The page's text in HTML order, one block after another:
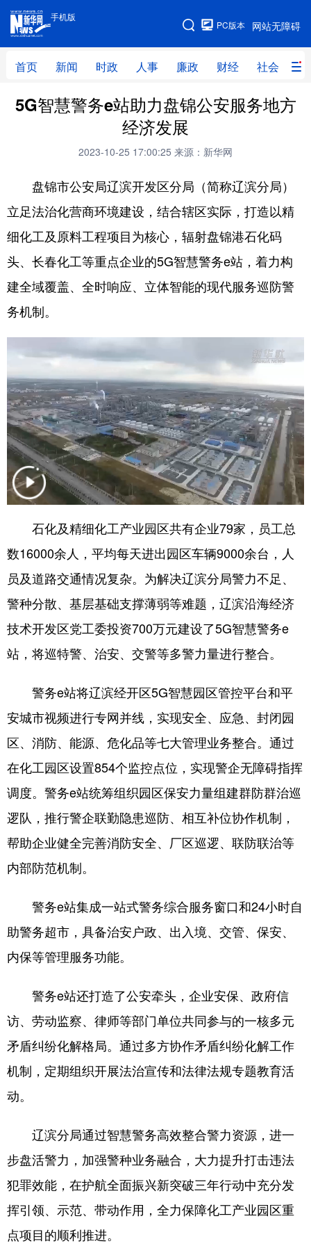
手机版
网站无障碍
PC版本
首页 新闻 时政 人事 廉政 财经 社会 科
手机版
网站地图
首页 新闻 时政 人事
财经 社会
体育 视频 直播 无人机
地方频道
辽宁
浙江 安徽 福建 江西
河南 湖北 湖南
广东 广西 海南 重庆
四川 贵州 云南 西藏
陕西 甘肃 青海 宁夏
新疆 内蒙古 黑龙江
多语种频道
English Español Français عربى
Deutsch Português
5G智慧警务e站助力盘锦公安服务地方
经济发展
2023-10-25 17:00:25 来源：新华网
盘锦市公安局辽滨开发区分局（简称辽滨分局）
立足法治化营商环境建设，结合辖区实际，打造以精
细化工及原料工程项目为核心，辐射盘锦港石化码
头、长春化工等重点企业的5G智慧警务e站，着力构
建全域覆盖、全时响应、立体智能的现代服务巡防警
务机制。
石化及精细化工产业园区共有企业79家，员工总
数16000余人，平均每天进出园区车辆9000余台，人
员及道路交通情况复杂。为解决辽滨分局警力不足、
警种分散、基层基础支撑薄弱等难题，辽滨沿海经济
技术开发区党工委投资700万元建设了5G智慧警务e
站，将巡特警、治安、交警等多警力量进行整合。
警务e站将辽滨经开区5G智慧园区管控平台和平
安城市视频进行专网并线，实现安全、应急、封闭园
区、消防、能源、危化品等七大管理业务整合。通过
在化工园区设置854个监控点位，实现警企无障碍指挥
调度。警务e站统筹组织园区保安力量组建群防群治巡
逻队，推行警企联勤隐患巡防、相互补位协作机制，
帮助企业健全完善消防安全、厂区巡逻、联防联治等
内部防范机制。
警务e站集成一站式警务综合服务窗口和24小时自
助警务超市，具备治安户政、出入境、交管、保安、
内保等管理服务功能。
警务e站还打造了公安牵头，企业安保、政府信
访、劳动监察、律师等部门单位共同参与的一核多元
矛盾纠纷化解格局。通过多方协作矛盾纠纷化解工作
机制，定期组织开展法治宣传和法律法规专题教育活
动。
辽滨分局通过智慧警务高效整合警力资源，进一
步盘活警力，加强警种业务融合，大力提升打击违法
犯罪效能，在护航全面振兴新突破三年行动中充分发
挥引领、示范、带动作用，全力保障化工产业园区重
点项目的顺利推进。